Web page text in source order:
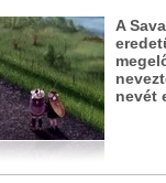
A
nevét